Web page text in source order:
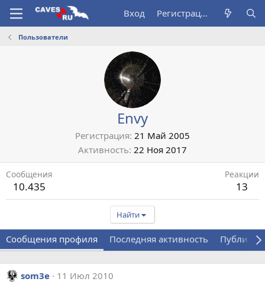
Вход Регистрация
Пользователи
Envy
Регистрация 21 Май 2005
Активность 22 Ноя 2017
Сообщения
10.435
Реакции
13
Найти
Сообщения профиля Последняя активность
som3e
11 Июл 2010